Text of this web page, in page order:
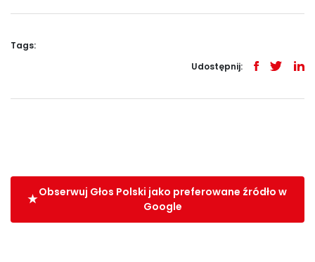
Tags:
Udostępnij:
Obserwuj Głos Polski jako preferowane źródło w
Google